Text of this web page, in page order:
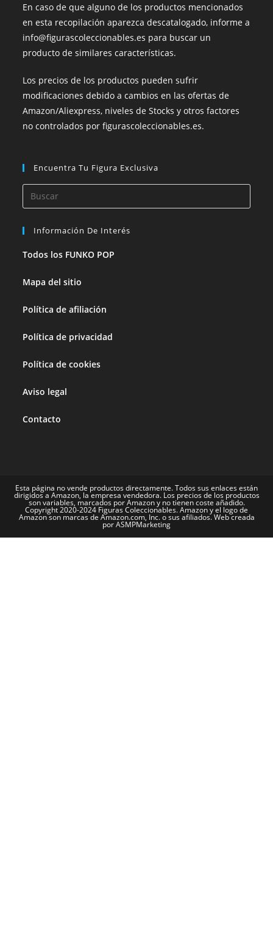
En caso de que alguno de los productos mencionados
en esta recopilación aparezca descatalogado, informe a
info@figurascoleccionables.es para buscar un
producto de similares características.
Los precios de los productos pueden sufrir
modificaciones debido a cambios en las ofertas de
Amazon/Aliexpress, niveles de Stocks y otros factores
no controlados por figurascoleccionables.es.
Encuentra Tu Figura Exclusiva
Información De Interés
Todos los FUNKO POP
Mapa del sitio
Política de afiliación
Política de privacidad
Política de cookies
Aviso legal
Contacto
Esta página no vende productos directamente. Todos sus enlaces están
dirigidos a Amazon, la empresa vendedora. Los precios de los productos
son variables, marcados por Amazon y no tienen coste añadido.
Copyright 2020-2024 Figuras Coleccionables. Amazon y el logo de
Amazon son marcas de Amazon.com, Inc. o sus afiliados. Web creada
por ASMPMarketing